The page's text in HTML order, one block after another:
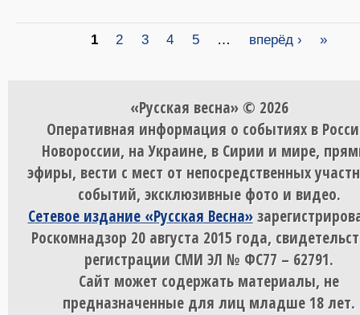
1 2 3 4 5 … вперёд › »
«Русская весна» © 2026
Оперативная информация о событиях в
Новороссии, на Украине, в Сирии и мире,
эфиры, вести с мест от непосредственных
событий, эксклюзивные фото и видео.
Сетевое издание «Русская Весна»
Роскомнадзор 20 августа 2015 года,
регистрации СМИ ЭЛ № ФС77 – 62791.
Сайт может содержать материалы, не
предназначенные для лиц младше 18 лет.